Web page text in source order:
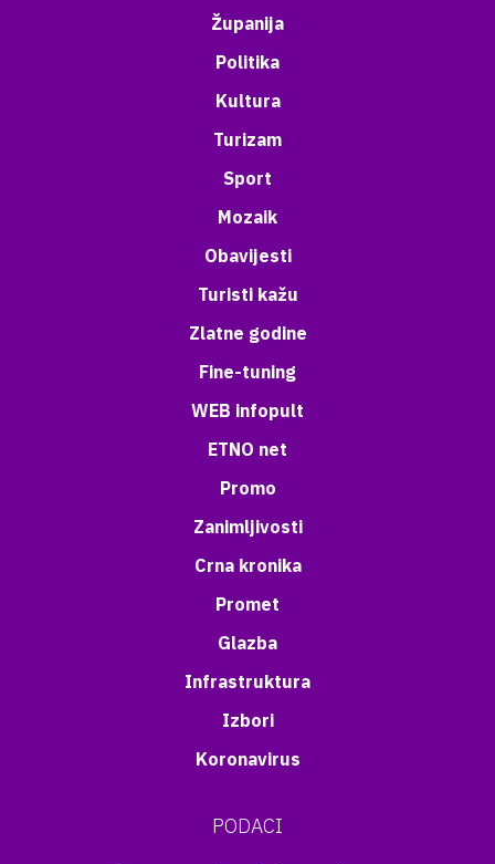
Županija
Politika
Kultura
Turizam
Sport
Mozaik
Obavijesti
Turisti kažu
Zlatne godine
Fine-tuning
WEB infopult
ETNO net
Promo
Zanimljivosti
Crna kronika
Promet
Glazba
Infrastruktura
Izbori
Koronavirus
PODACI